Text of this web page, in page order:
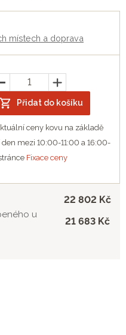
místech a doprava
Přidat do košíku
ceny kovu na základě
mezi 10:00-11:00 a 16:00-
Fixace ceny
22 802 Kč
u
21 683 Kč